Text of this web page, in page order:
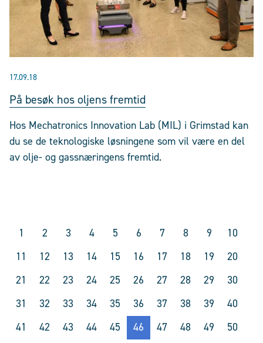
17.09.18
På besøk hos oljens fremtid
Hos Mechatronics Innovation Lab (MIL) i Grimstad kan
du se de teknologiske løsningene som vil være en del
av olje- og gassnæringens fremtid.
1 2 3 4 5 6 7 8 9
10
11
12 13 14 15 16 17 18 19
20
21
22 23 24 25 26 27 28 29
30
31
32 33 34 35 36 37 38 39
40
41
42 43 44 45 46 47 48 49
50